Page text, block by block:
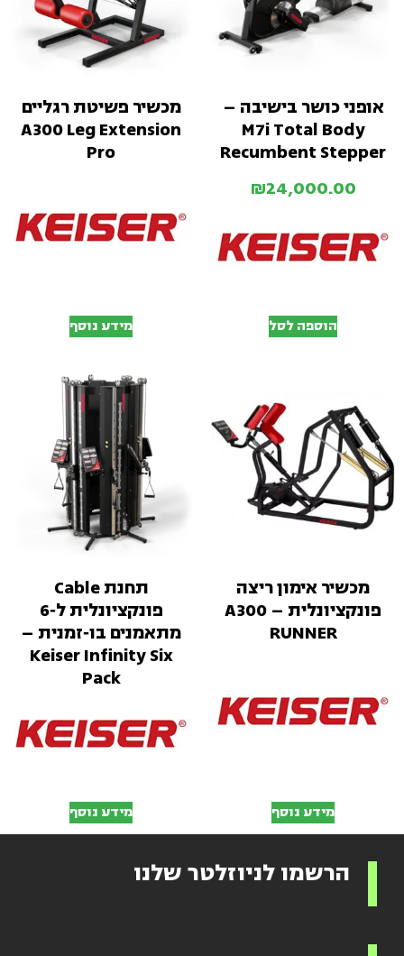
אופני כושר בישיבה –
M7i Total Body
Recumbent Stepper
₪24,000.00
הוספה לסל
מכשיר פשיטת רגליים
A300 Leg Extension
Pro
מידע נוסף
מכשיר אימון ריצה
פונקציונלית – A300
RUNNER
מידע נוסף
תחנת Cable
פונקציונלית ל‑6
מתאמנים בו‑זמנית –
Keiser Infinity Six
Pack
מידע נוסף
הרשמו לניוזלטר שלנו